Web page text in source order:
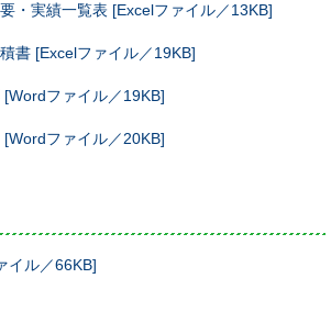
要・実績一覧表 [Excelファイル／13KB]
書 [Excelファイル／19KB]
[Wordファイル／19KB]
[Wordファイル／20KB]
イル／66KB]